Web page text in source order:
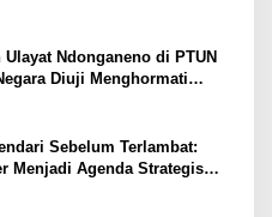
Ulayat Ndonganeno di PTUN
Diuji Menghormati
Sebelum Terlambat:
Menjadi Agenda Strategis